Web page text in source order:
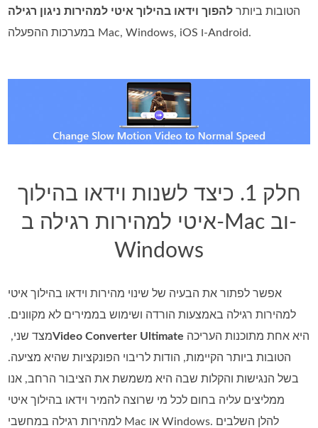
הטובות ביותר להפוך וידאו בהילוך איטי למהירות ניגון רגילה
במערכות ההפעלה Mac, ‏Windows, ‏iOS ו‑Android.
חלק 1. כיצד לשנות וידאו בהילוך
איטי למהירות רגילה ב-Mac וב-
Windows
אפשר לפתור את הבעיה של שינוי מהירות וידאו בהילוך איטי
למהירות רגילה באמצעות הורדה ושימוש בממירים לא מקוונים.
מצד שני, ‏Video Converter Ultimate
הטובות ביותר הקיימות, הודות לריבוי הפונקציות שהיא מציעה.
בשל הנגישות והקלות שבה היא משמשת את הציבור הרחב, אנו
ממליצים עליה בחום לכל מי שרוצה להמיר וידאו בהילוך איטי
למהירות רגילה במחשבי Mac או Windows. להלן השלבים